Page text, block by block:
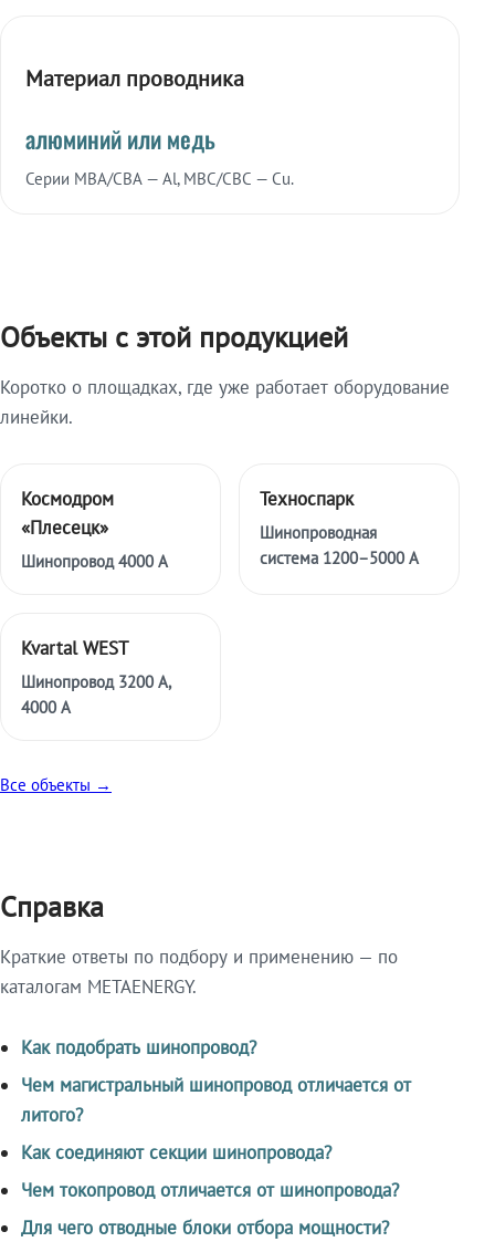
Материал проводника
алюминий или медь
Серии МВА/СВА — Al, МВС/СВС — Cu.
Объекты с этой продукцией
Коротко о площадках, где уже работает оборудование
линейки.
Космодром
«Плесецк»
Шинопровод 4000 А
Техноспарк
Шинопроводная
система 1200–5000 А
Kvartal WEST
Шинопровод 3200 А,
4000 А
Все объекты →
Справка
Краткие ответы по подбору и применению — по
каталогам METAENERGY.
Как подобрать шинопровод?
Чем магистральный шинопровод отличается от
литого?
Как соединяют секции шинопровода?
Чем токопровод отличается от шинопровода?
Для чего отводные блоки отбора мощности?